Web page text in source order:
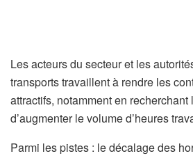
Les acteurs du secteur et les
transports travaillent à rendre les
attractifs, notamment en recherchant
d’augmenter le volume d’heures
Parmi les pistes : le décalage des